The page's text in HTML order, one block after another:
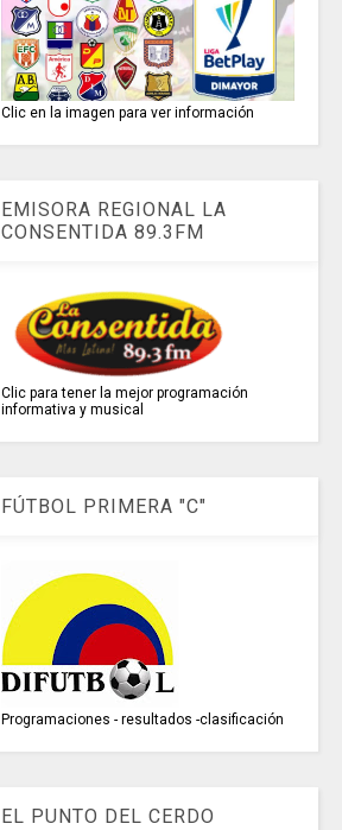
Clic en la imagen para ver información
EMISORA REGIONAL LA
CONSENTIDA 89.3FM
Clic para tener la mejor programación
informativa y musical
FÚTBOL PRIMERA "C"
Programaciones - resultados -clasificación
EL PUNTO DEL CERDO